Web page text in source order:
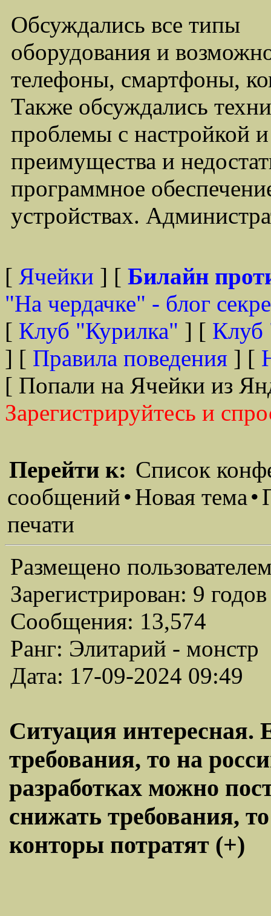
Обсуждались все типы
оборудования и
телефоны, смартфоны,
Также обсуждались
проблемы с настройкой
преимущества и
программное
устройствах.
[ Ячейки ] [ Билайн
"На чердачке" - блог
[ Клуб "Курилка" ] [ Клуб
] [ Правила поведения ] [
[ Попали на Ячейки из
Зарегистрируйтесь и
Перейти к: Список
сообщений•Новая тема•
печати
Размещено
Зарегистрирован: 9
Сообщения: 13,574
Ранг: Элитарий - монстр
Дата: 17-09-2024 09:49
Ситуация интересная.
требования, то на
разработках можно
снижать требования,
конторы потратят (+)